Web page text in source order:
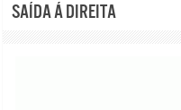
Saída á direita